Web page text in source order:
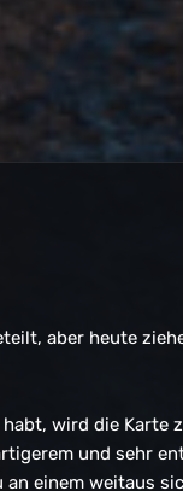
aber heute
wird die Karte
und sehr
einem weitaus